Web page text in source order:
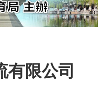
有限公司